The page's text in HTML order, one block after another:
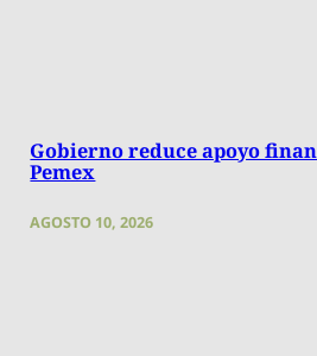
Gobierno reduce apoyo
Pemex
AGOSTO 10, 2026